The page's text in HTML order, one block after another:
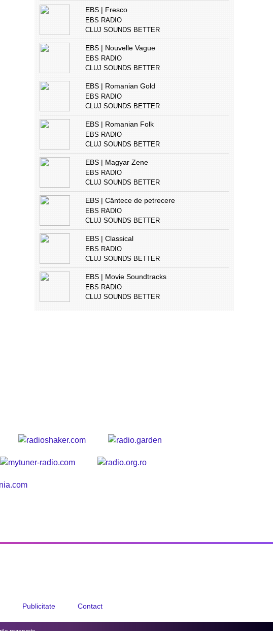
EBS | Fresco
EBS RADIO
CLUJ SOUNDS BETTER
EBS | Nouvelle Vague
EBS RADIO
CLUJ SOUNDS BETTER
EBS | Romanian Gold
EBS RADIO
CLUJ SOUNDS BETTER
EBS | Romanian Folk
EBS RADIO
CLUJ SOUNDS BETTER
EBS | Magyar Zene
EBS RADIO
CLUJ SOUNDS BETTER
EBS | Cântece de petrecere
EBS RADIO
CLUJ SOUNDS BETTER
EBS | Classical
EBS RADIO
CLUJ SOUNDS BETTER
EBS | Movie Soundtracks
EBS RADIO
CLUJ SOUNDS BETTER
Publicitate Contact